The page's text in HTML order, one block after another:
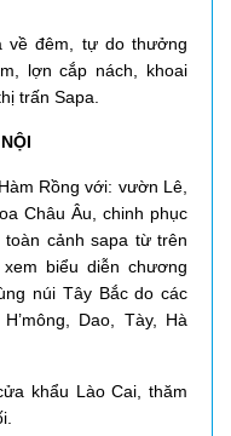
về đêm, tự do thưởng
lợn cắp nách, khoai
trấn Sapa.
Rồng với: vườn Lê,
Châu Âu, chinh phục
cảnh sapa từ trên
xem biểu diễn chương
núi Tây Bắc do các
Dao, Tày, Hà
khẩu Lào Cai, thăm